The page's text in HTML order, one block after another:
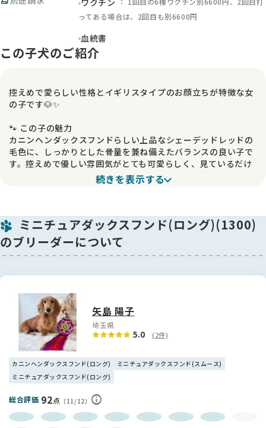
ワクチン
ってある場合は、2回目も別6600円
血統書
この子犬のご紹介
控えめで愛らしい性格とイギリスタイプのお顔立ちが特徴な女
の子です🐶✨
🐾 この子の魅力
カニンヘンダックスフンドらしい上品なシェーデッドレッドの
毛色に、しっかりとした骨量を兼ね備えたバランスの良い子で
す。控えめで優しい雰囲気がとても可愛らしく、見ているだけ
でほっと癒されます。そして何より、写真以上に実物は本当に
可愛く、その魅力をぜひ直接感じていただきたい子です😊
少し控えめでおっとりした性格の女の子で、落ち着いてゆった
りと過ごすのが好きなタイプです。優しく寄り添ってくれるよ
うな存在で、ご家庭にも自然と馴染んでくれると思います。初
めてわんちゃんを迎える方にもおすすめしやすい子です🐕💕
お父さんはJKCチャンピオンで、現在はインターチャンピオン
を目指している優秀な血統です。しっかりとした骨格や整った
お顔立ちからも、その良さを感じていただけると思います。将
来の成長もとても楽しみな子です✨
🏡 ブリーダーよりひとこと
日々愛情を込めて大切に育てている子で、健康面や性格面にも
気を配りながら育成しています。控えめで優しい性格と、しっ
かりとした体つきを兼ね備えたとても魅力的な女の子です。実
際に会っていただければ、きっとその可愛さに惹かれるはずで
す。
続きを表示する
ミニチュアダックスフンド(ロング)(1300)
のブリーダーについて
矢島 陽子
埼玉県
5.0 (2件)
カニンヘンダックスフンド(ロング)
ミニチュアダックスフンド(スムース)
ミニチュアダックスフンド(ロング)
総合評価 92点 （11/12）